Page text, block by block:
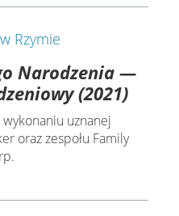
Narodzenia —
(2021)
uznanej
oraz zespołu Family